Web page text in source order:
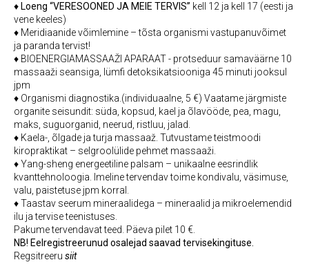
♦ Loeng “VERESOONED JA MEIE TERVIS” kell 12 ja kell 17 (eesti ja
vene keeles)
♦ Meridiaanide võimlemine – tõsta organismi vastupanuvõimet
ja paranda tervist!
♦ BIOENERGIAMASSAAŽI APARAAT - protseduur samaväärne 10
massaaži seansiga, lümfi detoksikatsiooniga 45 minuti jooksul
jpm
♦ Organismi diagnostika.(individuaalne, 5 €) Vaatame järgmiste
organite seisundit: süda, kopsud, kael ja õlavööde, pea, magu,
maks, suguorganid, neerud, ristluu, jalad.
♦ Kaela-, õlgade ja turja massaaž. Tutvustame teistmoodi
kiropraktikat – selgroolülide pehmet massaaži.
♦ Yang-sheng energeetiline palsam – unikaalne eesrindlik
kvanttehnoloogia. Imeline tervendav toime kondivalu, väsimuse,
valu, paistetuse jpm korral.
♦ Taastav seerum mineraalidega – mineraalid ja mikroelemendid
ilu ja tervise teenistuses.
Pakume tervendavat teed. Päeva pilet 10 €.
NB! Eelregistreerunud osalejad saavad tervisekingituse.
Regsitreeru siit